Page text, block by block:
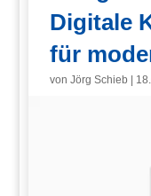
Digitale
für
vonJörg Schieb